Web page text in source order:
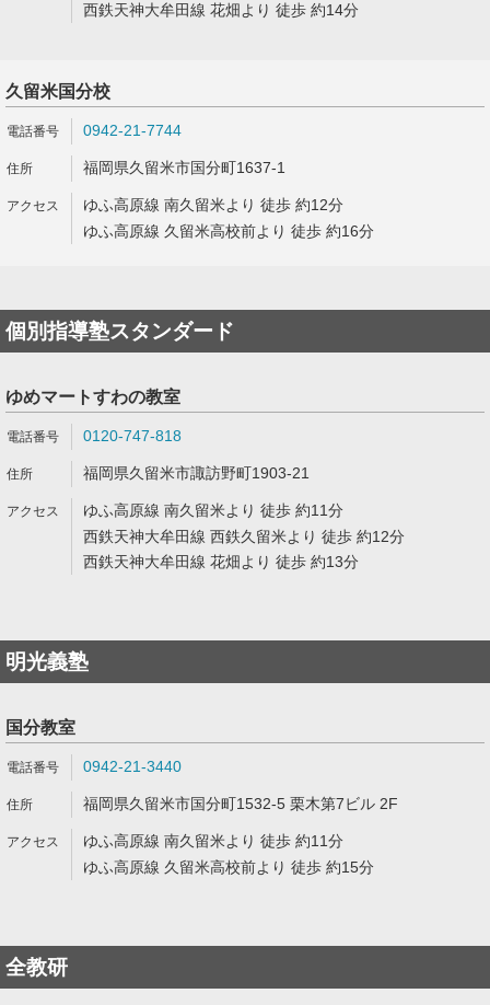
西鉄天神大牟田線 花畑より 徒歩 約14分
久留米国分校
0942-21-7744
福岡県久留米市国分町1637-1
ゆふ高原線 南久留米より 徒歩 約12分
ゆふ高原線 久留米高校前より 徒歩 約16分
個別指導塾スタンダード
ゆめマートすわの教室
0120-747-818
福岡県久留米市諏訪野町1903-21
ゆふ高原線 南久留米より 徒歩 約11分
西鉄天神大牟田線 西鉄久留米より 徒歩 約12分
西鉄天神大牟田線 花畑より 徒歩 約13分
明光義塾
国分教室
0942-21-3440
福岡県久留米市国分町1532-5 栗木第7ビル 2F
ゆふ高原線 南久留米より 徒歩 約11分
ゆふ高原線 久留米高校前より 徒歩 約15分
全教研